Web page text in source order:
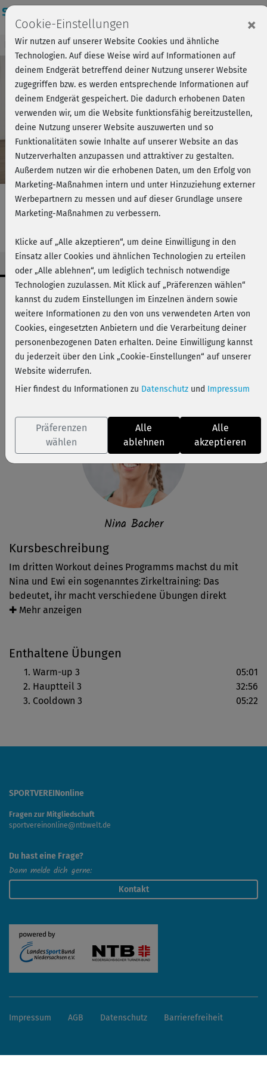
Play
Video
Kursvorschau - Jetzt mitmachen!
Abnehmen mit Nina & Ewi - Kurs 3
Kursbeschreibung
Im dritten Workout deines Programms machst du mit
Nina und Ewi ein sogenanntes Zirkeltraining: Das
bedeutet, ihr macht verschiedene Übungen direkt
hintereinander in mehreren Durchgängen. Jeder dieser
Cardiotraining durch Übungen, die deine Ausdauer
verbessern sollen.
Wenn du den Trainingseffekt intensivieren möchtest,
✚ Mehr anzeigen
Enthaltene Übungen
Warm-up 3
05:01
Hauptteil 3
32:56
Cooldown 3
05:22
Workout-Facts
leicht
43 Min
228 kcal
Nina Bacher
Matte, 2 Hanteln oder kleine Wasserflaschen
Nina Bacher
SPORTVEREINonline
Fragen zur Mitgliedschaft
sportvereinonline@ntbwelt.de
Du hast eine Frage?
Dann melde dich gerne:
Kontakt
Impressum AGB Datenschutz Barrierefreiheit
Cookie-Einstellungen ×
Wir nutzen auf unserer Website Cookies und ähnliche
Technologien. Auf diese Weise wird auf Informationen auf
deinem Endgerät betreffend deiner Nutzung unserer Website
zugegriffen bzw. es werden entsprechende Informationen auf
deinem Endgerät gespeichert. Die dadurch erhobenen Daten
verwenden wir, um die Website funktionsfähig bereitzustellen,
deine Nutzung unserer Website auszuwerten und so
Funktionalitäten sowie Inhalte auf unserer Website an das
Nutzerverhalten anzupassen und attraktiver zu gestalten.
Außerdem nutzen wir die erhobenen Daten, um den Erfolg von
Marketing-Maßnahmen intern und unter Hinzuziehung externer
Werbepartnern zu messen und auf dieser Grundlage unsere
Marketing-Maßnahmen zu verbessern.
Klicke auf „Alle akzeptieren“, um deine Einwilligung in den
Einsatz aller Cookies und ähnlichen Technologien zu erteilen
oder „Alle ablehnen“, um lediglich technisch notwendige
Technologien zuzulassen. Mit Klick auf „Präferenzen wählen“
kannst du zudem Einstellungen im Einzelnen ändern sowie
weitere Informationen zu den von uns verwendeten Arten von
Cookies, eingesetzten Anbietern und die Verarbeitung deiner
personenbezogenen Daten erhalten. Deine Einwilligung kannst
du jederzeit über den Link „Cookie-Einstellungen“ auf unserer
Website widerrufen.
Hier findest du Informationen zu Datenschutz und Impressum
Präferenzen
wählen
Alle
ablehnen
Alle
akzeptieren